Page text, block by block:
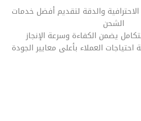
والدقة لتقديم أفضل خدمات
الشحن
يضمن الكفاءة وسرعة الإنجاز
العملاء بأعلى معايير الجودة